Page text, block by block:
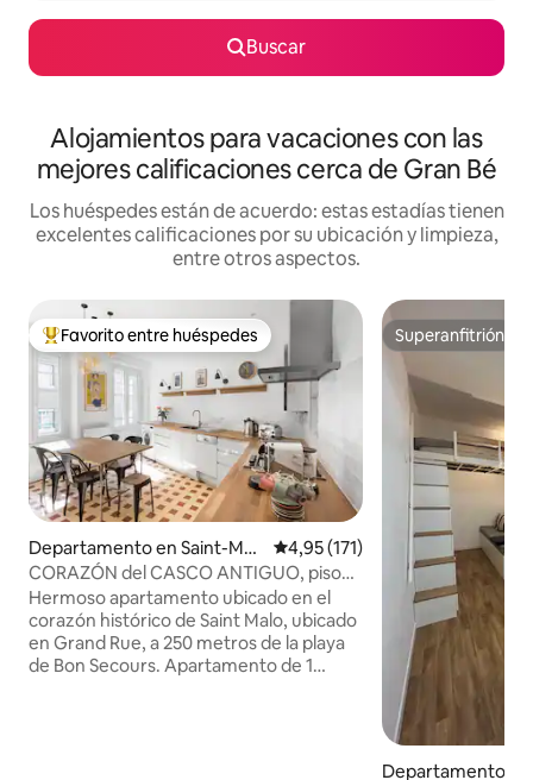
Buscar
Alojamientos para vacaciones con las
mejores calificaciones cerca de Gran Bé
Los huéspedes están de acuerdo: estas estadías tienen
excelentes calificaciones por su ubicación y limpieza,
entre otros aspectos.
Favorito entre los huéspedes más destacados
Favorito entre huéspedes
Departamento en Saint-Mal
o
Calificación promedio: 4,95 de
4,95 (171)
CORAZÓN del CASCO ANTIGUO, piso
de 1 dormitorio, Wifi, ascensor
Hermoso apartamento ubicado en el
corazón histórico de Saint Malo, ubicado
en Grand Rue, a 250 metros de la playa
de Bon Secours. Apartamento de 1
Superanfitrión
Superanfitrión
Departamento en